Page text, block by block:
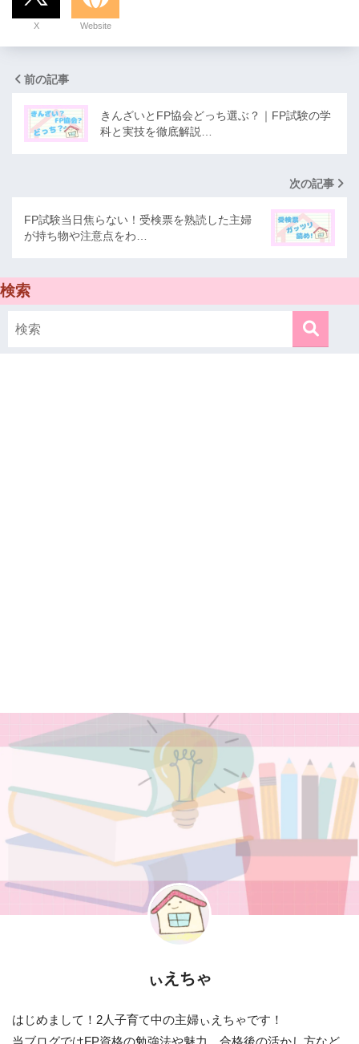
X Website
前の記事
きんざいとFP協会どっち選ぶ？｜FP試験の学
科と実技を徹底解説…
次の記事
FP試験当日焦らない！受検票を熟読した主婦
が持ち物や注意点をわ…
検索
ぃえちゃ
はじめまして！2人子育て中の主婦ぃえちゃです！